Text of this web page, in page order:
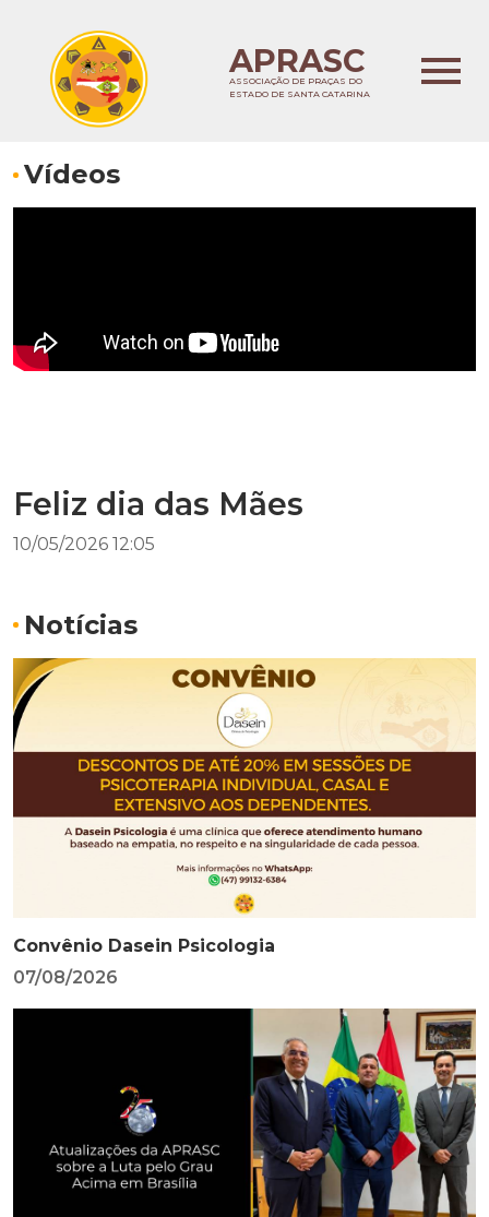
APRASC
ASSOCIAÇÃO DE PRAÇAS DO
ESTADO DE SANTA CATARINA
Vídeos
Feliz dia das Mães
10/05/2026 12:05
Notícias
Convênio Dasein Psicologia
07/08/2026